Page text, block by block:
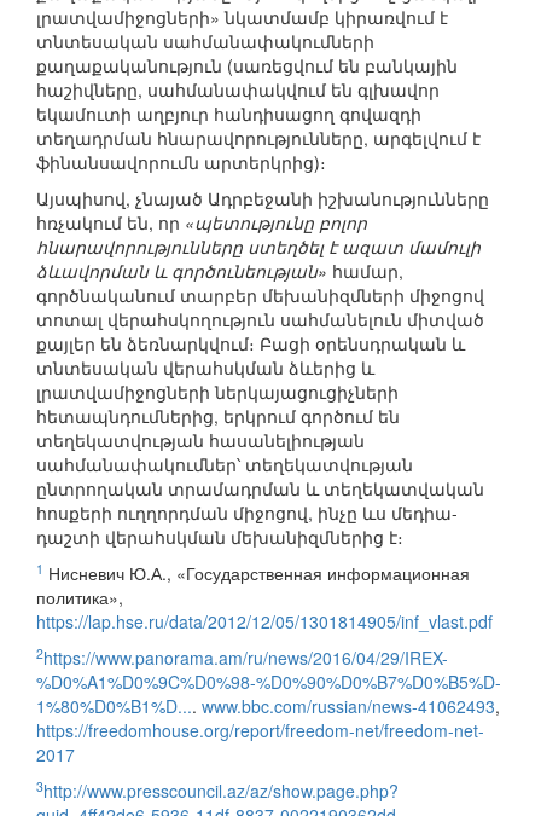
լրատվամիջոցների» նկատմամբ կիրառվում է
տնտեսական սահմանափակումների
քաղաքականություն (սառեցվում են բանկային
հաշիվները, սահմանափակվում են գլխավոր
եկամուտի աղբյուր հանդիսացող գովազդի
տեղադրման հնարավորությունները, արգելվում է
ֆինանսավորումն արտերկրից)։
Այսպիսով, չնայած Ադրբեջանի իշխանությունները
հռչակում են, որ «պետությունը բոլոր
հնարավորությունները ստեղծել է ազատ մամուլի
ձևավորման և գործունեության» համար,
գործնականում տարբեր մեխանիզմների միջոցով
տոտալ վերահսկողություն սահմանելուն միտված
քայլեր են ձեռնարկվում։ Բացի օրենսդրական և
տնտեսական վերահսկման ձևերից և
լրատվամիջոցների ներկայացուցիչների
հետապնդումներից, երկրում գործում են
տեղեկատվության հասանելիության
սահմանափակումներ՝ տեղեկատվության
ընտրողական տրամադրման և տեղեկատվական
հոսքերի ուղղորդման միջոցով, ինչը ևս մեդիա-
դաշտի վերահսկման մեխանիզմներից է։
1 Нисневич Ю.А., «Государственная информационная
политика»,
https://lap.hse.ru/data/2012/12/05/1301814905/inf_vlast.pdf
2https://www.panorama.am/ru/news/2016/04/29/IREX-
%D0%A1%D0%9C%D0%98-%D0%90%D0%B7%D0%B5%D-
1%80%D0%B1%D.... www.bbc.com/russian/news-41062493,
https://freedomhouse.org/report/freedom-net/freedom-net-
2017
3http://www.presscouncil.az/az/show.page.php?